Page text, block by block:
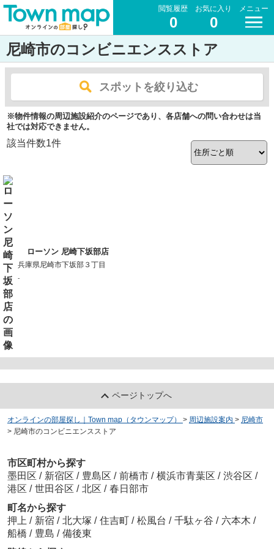
閲覧履歴
0
お気に入り
0
メニュー
尼崎市のコンビニエンスストア
スポットを絞り込む
※物件情報の周辺施設紹介のページであり、各店舗への問い合わせは当
社では対応できません。
該当件数1件
ローソン 尼崎下坂部店
兵庫県尼崎市下坂部３丁目
-
ページトップへ
オンラインの部屋探し｜Town map（タウンマップ） > 周辺施設案内 > 尼崎市
> 尼崎市のコンビニエンスストア
市区町村から探す
墨田区 / 新宿区 / 豊島区 / 前橋市 / 横浜市青葉区 / 渋谷区 /
港区 / 世田谷区 / 北区 / 春日部市
町名から探す
押上 / 新宿 / 北大塚 / 住吉町 / 松風台 / 千駄ヶ谷 / 六本木 /
船橋 / 豊島 / 備後東